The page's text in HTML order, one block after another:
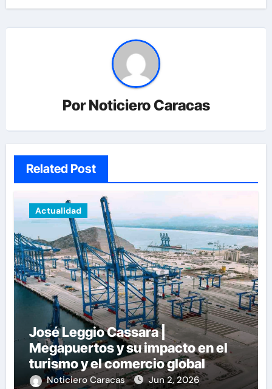
PorNoticiero Caracas
Related Post
Actualidad
José Leggio Cassara |
Megapuertos y su impacto en el
turismo y el comercio global
Noticiero Caracas Jun 2, 2026